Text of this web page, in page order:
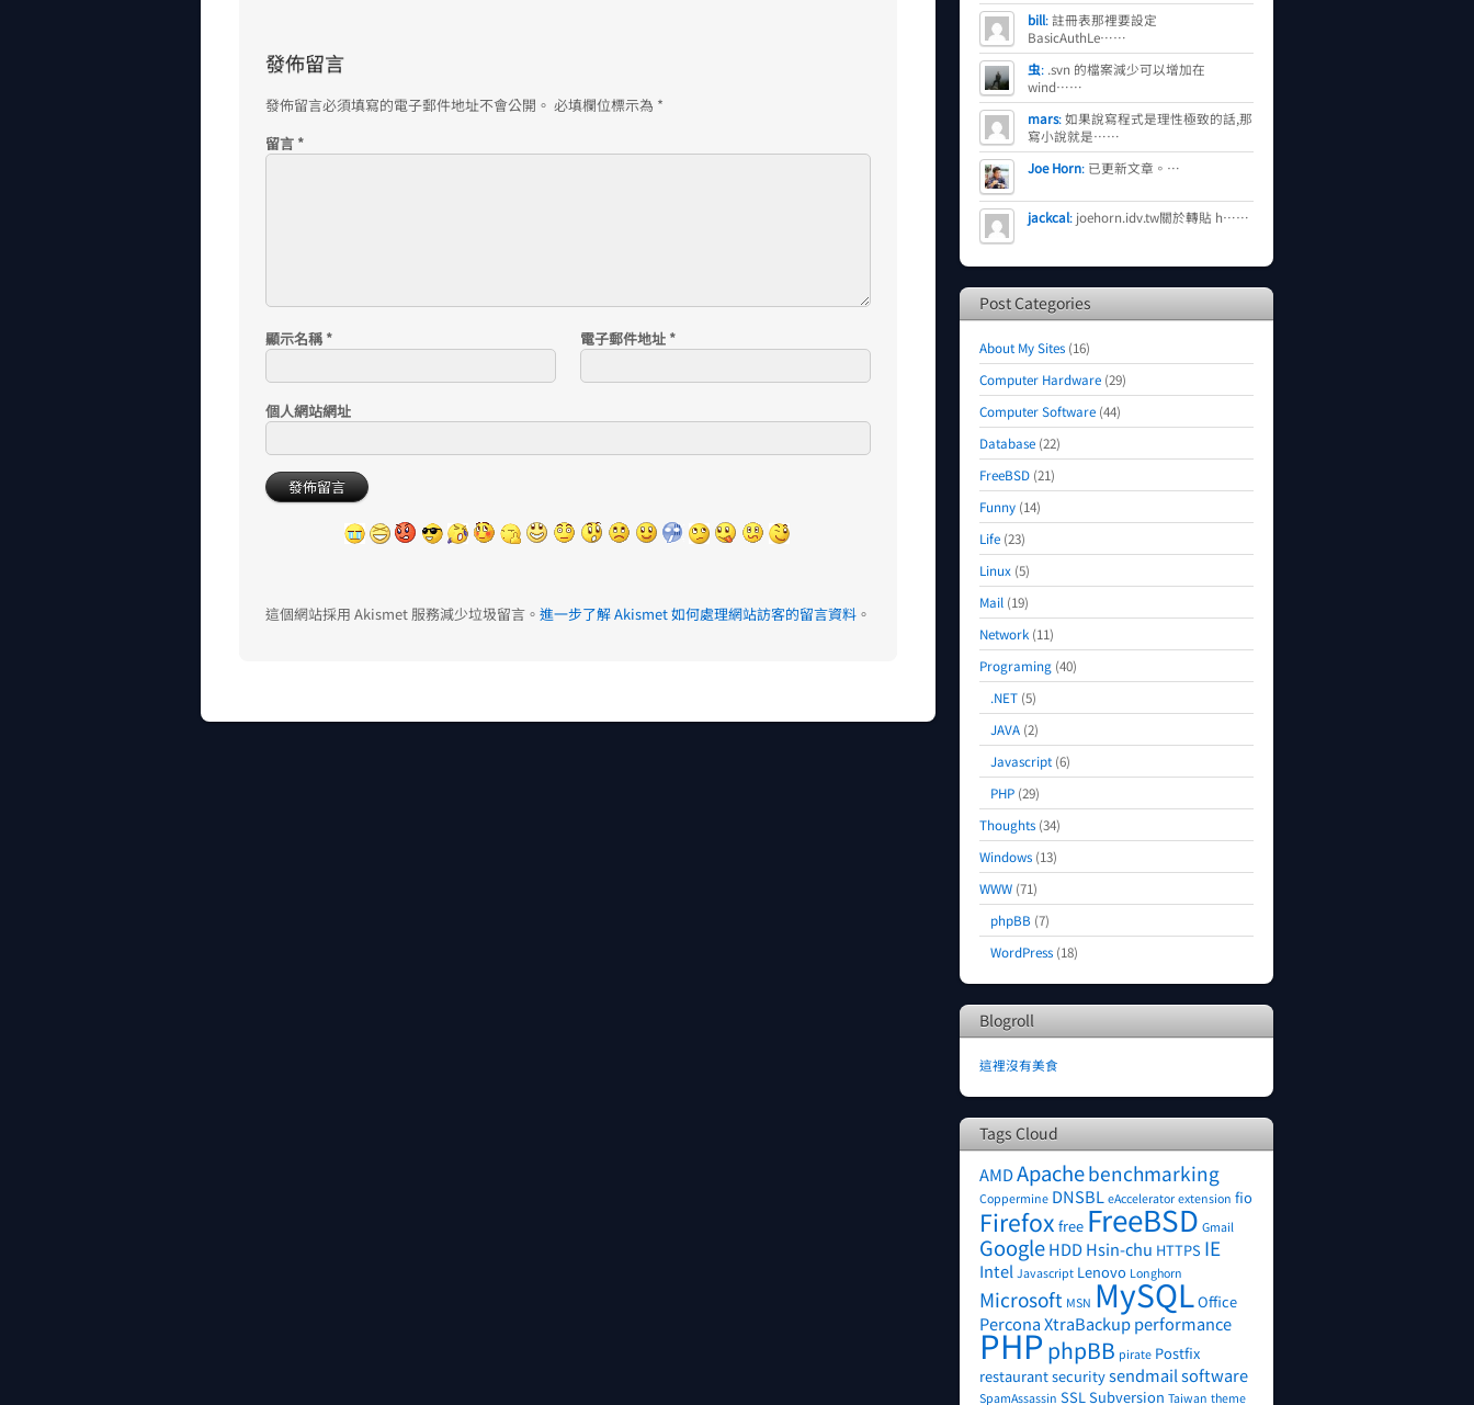
發佈留言
發佈留言必須填寫的電子郵件地址不會公開。 必填欄位標示為 *
留言 *
顯示名稱 * 電子郵件地址 *
個人網站網址
這個網站採用 Akismet 服務減少垃圾留言。 進一步了解 Akismet 如何處理網站訪客的留言資料 。
bill:註冊表那裡要設定
BasicAuthLe……
虫: .svn 的檔案減少可以增加在
wind……
mars:如果說寫程式是理性極致的話,那
寫小說就是……
Joe Horn: 已更新文章。…
jackcal: joehorn.idv.tw關於轉貼 h……
Post Categories
About My Sites (16)
Computer Hardware (29)
Computer Software (44)
Database (22)
FreeBSD (21)
Funny (14)
Life (23)
Linux (5)
Mail (19)
Network (11)
Programing (40)
.NET (5)
JAVA (2)
Javascript (6)
PHP (29)
Thoughts (34)
Windows (13)
WWW (71)
phpBB (7)
WordPress (18)
Blogroll
這裡沒有美食
Tags Cloud
AMDApachebenchmarking
Coppermine DNSBL eAccelerator extension fio
Firefox free FreeBSD Gmail
GoogleHDDHsin-chu HTTPS IE
Intel Javascript Lenovo Longhorn
Microsoft MSN MySQLOffice
Percona XtraBackupperformance
PHP phpBB pirate Postfix
restaurantsecuritysendmailsoftware
SpamAssassin SSL Subversion Taiwan theme